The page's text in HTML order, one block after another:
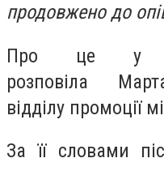
продовжено до
Про це у
розповіла
відділу промоції
За її словами